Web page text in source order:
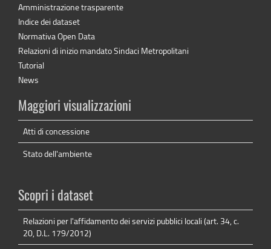
Amministrazione trasparente
Indice dei dataset
Normativa Open Data
Relazioni di inizio mandato Sindaci Metropolitani
Tutorial
News
Maggiori visualizzazioni
Atti di concessione
Stato dell'ambiente
Scopri i dataset
Relazioni per l'affidamento dei servizi pubblici locali (art. 34, c.
20, D.L. 179/2012)